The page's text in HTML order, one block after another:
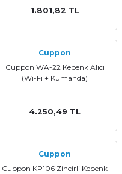
1.801,82 TL
Cuppon
Cuppon WA-22 Kepenk Alıcı
(Wi-Fi + Kumanda)
4.250,49 TL
Cuppon
Cuppon KP106 Zincirli Kepenk